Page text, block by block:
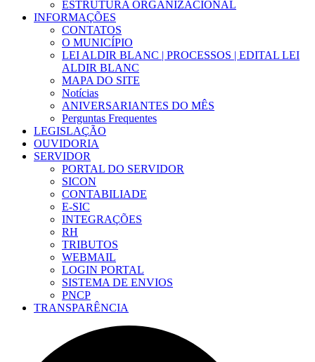
ESTRUTURA ORGANIZACIONAL
INFORMAÇÕES
CONTATOS
O MUNICÍPIO
LEI ALDIR BLANC | PROCESSOS | EDITAL LEI
ALDIR BLANC
MAPA DO SITE
Notícias
ANIVERSARIANTES DO MÊS
Perguntas Frequentes
LEGISLAÇÃO
OUVIDORIA
SERVIDOR
PORTAL DO SERVIDOR
SICON
CONTABILIADE
E-SIC
INTEGRAÇÕES
RH
TRIBUTOS
WEBMAIL
LOGIN PORTAL
SISTEMA DE ENVIOS
PNCP
TRANSPARÊNCIA